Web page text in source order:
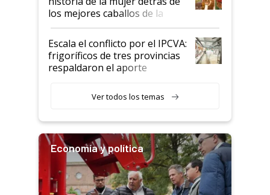
los mejores caballos de la
Argentina y los mitos que
todavía hacen sufrir a estos
animales: "Mientras me
descalificaban, yo seguí
haciendo currículum"
Escala el conflicto por el IPCVA:
frigoríficos de tres provincias
respaldaron el aporte
Ver todos los temas
Economía y política